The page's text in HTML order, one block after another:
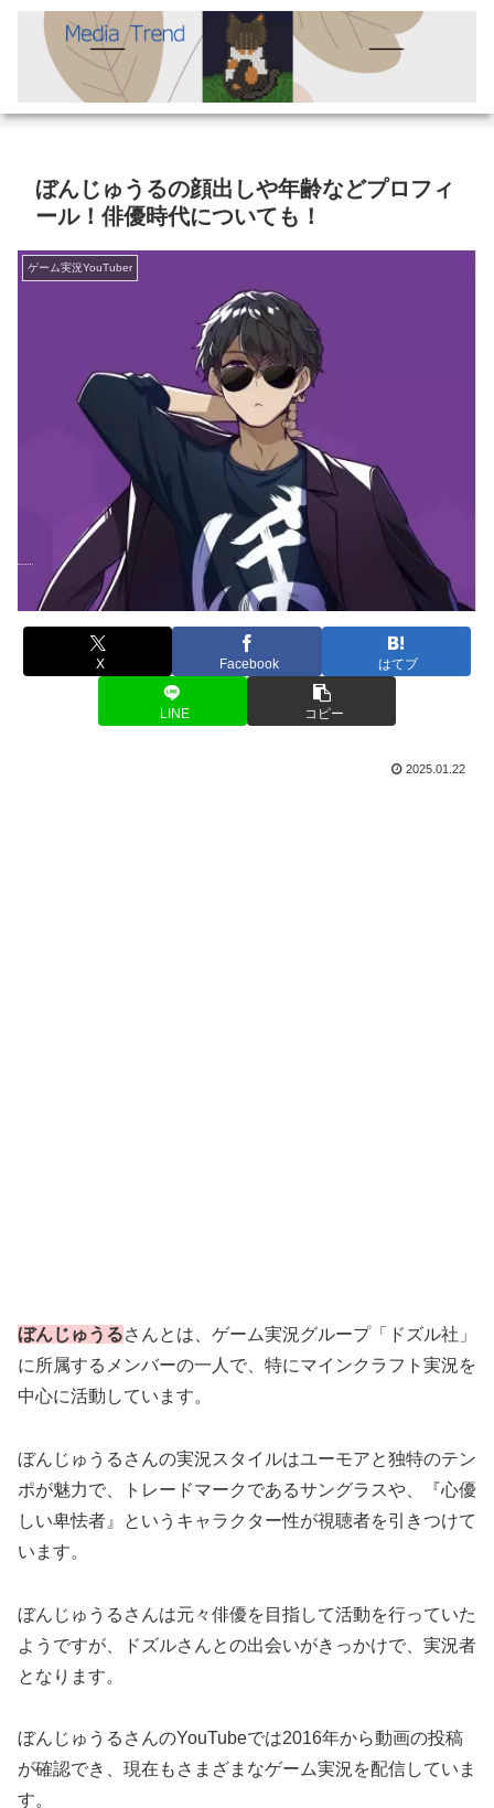
ぼんじゅうるの顔出しや年齢などプロフィ
ール！俳優時代についても！
ゲーム実況YouTuber
X Facebook はてブ
LINE コピー
2025.01.22
ぼんじゅうるさんとは、ゲーム実況グループ「ドズル社」
に所属するメンバーの一人で、特にマインクラフト実況を
中心に活動しています。
ぼんじゅうるさんの実況スタイルはユーモアと独特のテン
ポが魅力で、トレードマークであるサングラスや、『心優
しい卑怯者』というキャラクター性が視聴者を引きつけて
います。
ぼんじゅうるさんは元々俳優を目指して活動を行っていた
ようですが、ドズルさんとの出会いがきっかけで、実況者
となります。
ぼんじゅうるさんのYouTubeでは2016年から動画の投稿
が確認でき、現在もさまざまなゲーム実況を配信していま
す。